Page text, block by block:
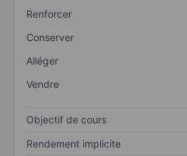
Renforcer
Conserver
Alléger
Vendre
Objectif de cours
Rendement implicite